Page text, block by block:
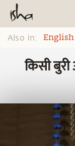
Also in: English
किसी